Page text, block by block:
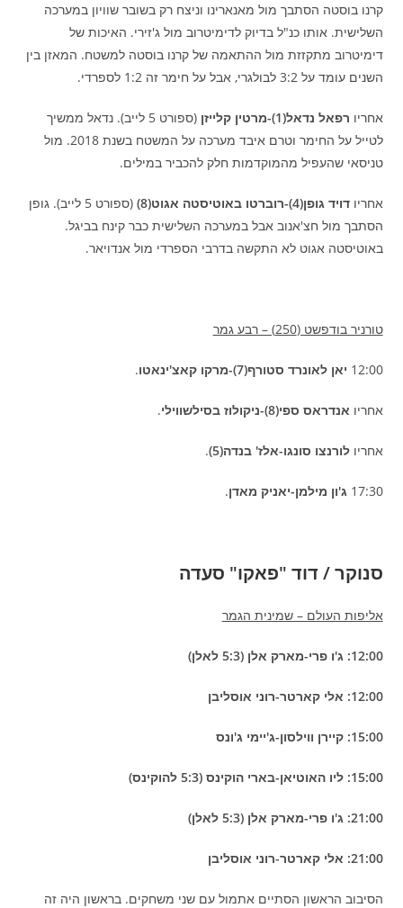
קרנו בוסטה הסתבך מול מאנארינו וניצח רק בשובר שוויון במערכה
השלישית. אותו כנ"ל בדיוק לדימיטרוב מול ג'זירי. האיכות של
דימיטרוב מתקזזת מול ההתאמה של קרנו בוסטה למשטח. המאזן בין
השנים עומד על 3:2 לבולגרי, אבל על חימר זה 1:2 לספרדי.
אחריו רפאל נדאל(1)-מרטין קלייזן
(ספורט 5 לייב). נדאל ממשיך
לטייל על החימר וטרם איבד מערכה על המשטח בשנת 2018. מול
טניסאי שהעפיל מהמוקדמות חלק להכביר במילים.
אחריודויד גופן(4)-רוברטו באוטיסטה אגוט(8)
(ספורט 5 לייב). גופן
הסתבך מול חצ'אנוב אבל במערכה השלישית כבר קינח בביגל.
באוטיסטה אגוט לא התקשה בדרבי הספרדי מול אנדויאר.
טורניר בודפשט (250) – רבע גמר
12:00 יאן לאונרד סטורף(7)-מרקו קאצ'ינאטו .
אחריו אנדראס ספי(8)-ניקולוז בסילשווילי .
אחריולורנצו סונגו-אלז' בנדה(5) .
17:30 ג'ון מילמן-יאניק מאדן.
סנוקר / דוד "פאקו" סעדה
אליפות העולם – שמינית הגמר
12:00: ג'ו פרי-מארק אלן (5:3 לאלן)
12:00: אלי קארטר-רוני אוסליבן
15:00: קיירן ווילסון-ג'יימי ג'ונס
15:00: ליו האוטיאן-בארי הוקינס (5:3 להוקינס)
21:00: ג'ו פרי-מארק אלן (5:3 לאלן)
21:00: אלי קארטר-רוני אוסליבן
הסיבוב הראשון הסתיים אתמול עם שני משחקים. בראשון היה זה